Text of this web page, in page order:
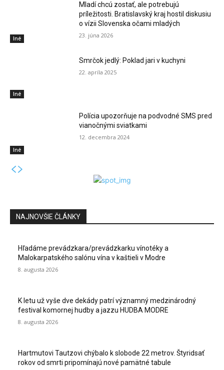
Iné
Mladí chcú zostať, ale potrebujú
príležitosti. Bratislavský kraj hostil diskusiu
o vízii Slovenska očami mladých
23. júna 2026
Iné
Smrčok jedlý: Poklad jari v kuchyni
22. apríla 2025
Iné
Polícia upozorňuje na podvodné SMS pred
vianočnými sviatkami
12. decembra 2024
NAJNOVŠIE ČLÁNKY
Hľadáme prevádzkara/prevádzkarku vínotéky a
Malokarpatského salónu vína v kaštieli v Modre
8. augusta 2026
K letu už vyše dve dekády patrí významný medzinárodný
festival komornej hudby a jazzu HUDBA MODRE
8. augusta 2026
Hartmutovi Tautzovi chýbalo k slobode 22 metrov. Štyridsať
rokov od smrti pripomínajú nové pamätné tabule